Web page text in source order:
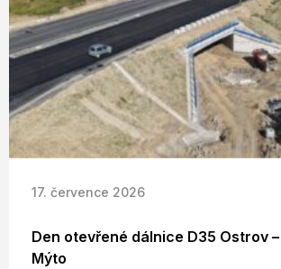
17. července 2026
Den otevřené dálnice D35 Ostrov
Mýto